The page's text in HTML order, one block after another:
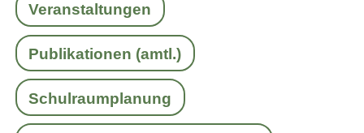
Veranstaltungen
Publikationen (amtl.)
Schulraumplanung